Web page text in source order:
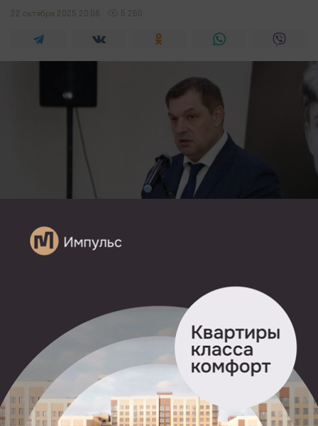
22 октября 2025 20:08 5 260
Президиум реготделения партии «Единая Россия»
приостановил полномочия мэра Рязани Виталия
Артемова в качестве секретаря местного отделения
и члена президиума. Об этом сообщили на сайте
партии.
Решение принято на заседании президиума
22 октября.
Основанием для приостановления полномочий стали